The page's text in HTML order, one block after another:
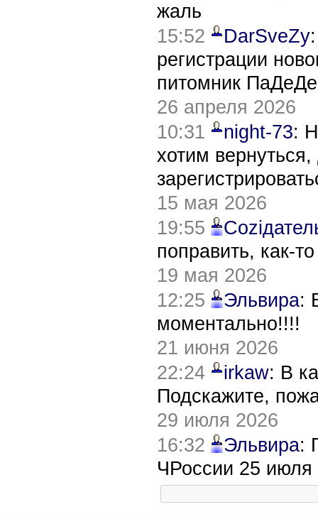
жаль
15:52
DarSveZy
регистрации
питомник
26 апреля 2026
10:31
night-73:
хотим
15 мая 2026
19:55
поправить, как-
19 мая 2026
12:25
Эльвира:
моментально!!!!
21 июня 2026
22:24
irkaw: В
Подскажите,
29 июля 2026
16:32
Эльвира:
ЧРоссии 25 июля